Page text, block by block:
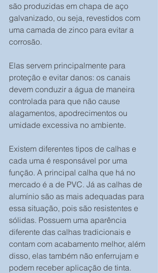
são produzidas em chapa de aço
galvanizado, ou seja, revestidos com
uma camada de zinco para evitar a
corrosão.
Elas servem principalmente para
proteção e evitar danos: os canais
devem conduzir a água de maneira
controlada para que não cause
alagamentos, apodrecimentos ou
umidade excessiva no ambiente.
Existem diferentes tipos de calhas e
cada uma é responsável por uma
função. A principal calha que há no
mercado é a de PVC. Já as calhas de
alumínio são as mais adequadas para
essa situação, pois são resistentes e
sólidas. Possuem uma aparência
diferente das calhas tradicionais e
contam com acabamento melhor, além
disso, elas também não enferrujam e
podem receber aplicação de tinta.